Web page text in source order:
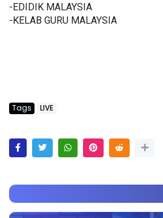
-EDIDIK MALAYSIA
-KELAB GURU MALAYSIA
Tags LIVE